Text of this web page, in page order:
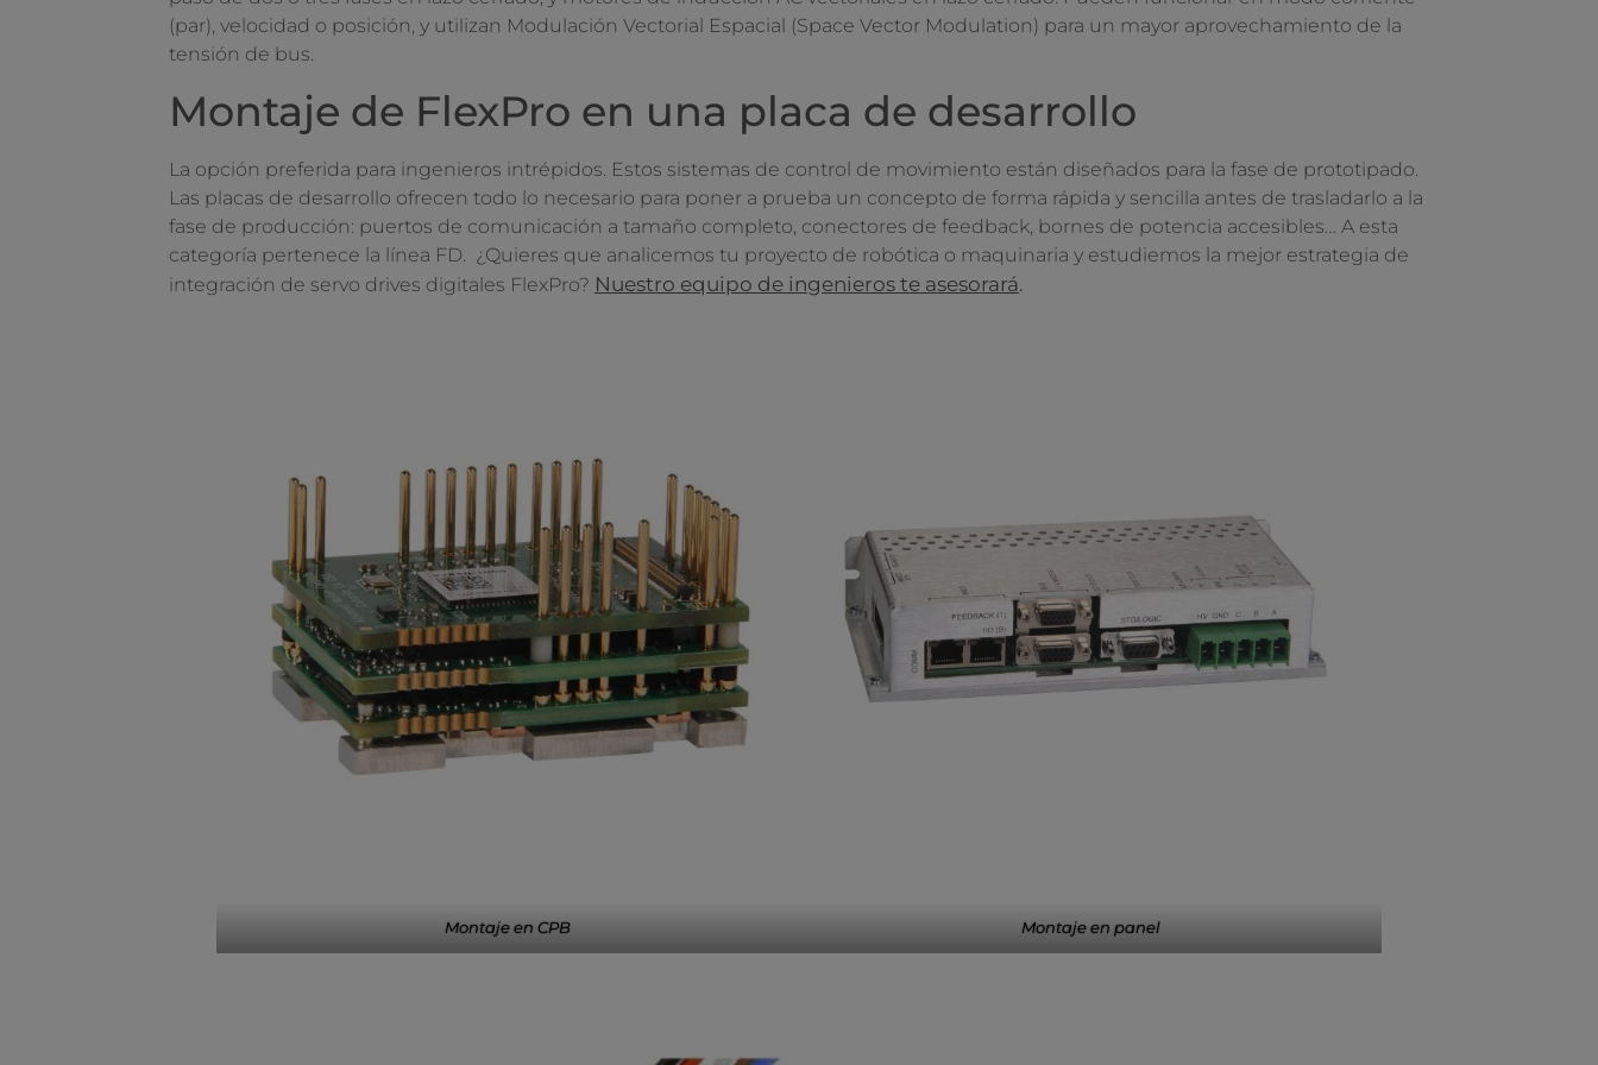
(par), velocidad o posición, y utilizan Modulación Vectorial Espacial (Space Vector Modulation) para un mayor aprovechamiento de la
tensión de bus.
Montaje de FlexPro en una placa de desarrollo
La opción preferida para ingenieros intrépidos. Estos sistemas de control de movimiento están diseñados para la fase de prototipado.
Las placas de desarrollo ofrecen todo lo necesario para poner a prueba un concepto de forma rápida y sencilla antes de trasladarlo a la
fase de producción: puertos de comunicación a tamaño completo, conectores de feedback, bornes de potencia accesibles… A esta
categoría pertenece la línea FD. ¿Quieres que analicemos tu proyecto de robótica o maquinaria y estudiemos la mejor estrategia de
integración de servo drives digitales FlexPro? Nuestro equipo de ingenieros te asesorará.
Montaje en CPB Montaje en panel